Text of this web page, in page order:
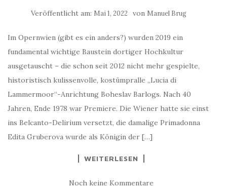
Veröffentlicht am: Mai 1, 2022 von Manuel Brug
Im Opernwien (gibt es ein anders?) wurden 2019 ein
fundamental wichtige Baustein dortiger Hochkultur
ausgetauscht – die schon seit 2012 nicht mehr gespielte,
historistisch kulissenvolle, kostümpralle „Lucia di
Lammermoor“-Anrichtung Boheslav Barlogs. Nach 40
Jahren, Ende 1978 war Premiere. Die Wiener hatte sie einst
ins Belcanto-Delirium versetzt, die damalige Primadonna
Edita Gruberova wurde als Königin der […]
WEITERLESEN
Noch keine Kommentare